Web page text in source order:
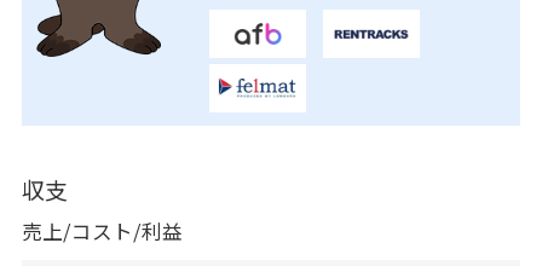
収支
売上/コスト/利益